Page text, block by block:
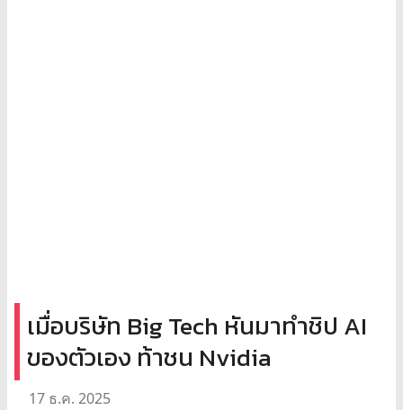
เมื่อบริษัท Big Tech หันมาทำชิป AI
ของตัวเอง ท้าชน Nvidia
17 ธ.ค. 2025